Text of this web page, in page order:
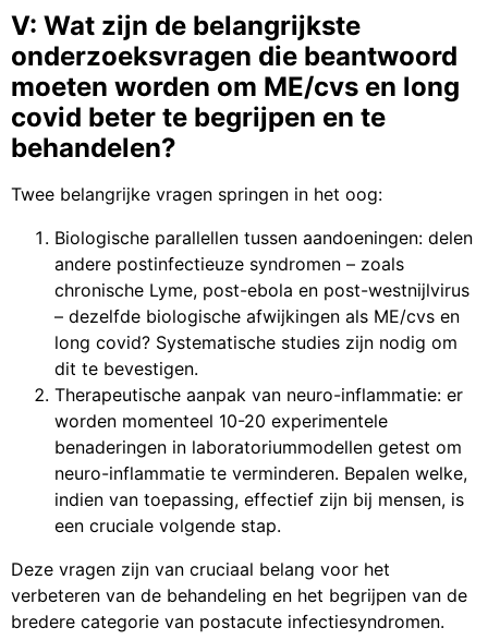
V: Wat zijn de belangrijkste
onderzoeksvragen die beantwoord
moeten worden om ME/cvs en long
covid beter te begrijpen en te
behandelen?
Twee belangrijke vragen springen in het oog:
Biologische parallellen tussen aandoeningen: delen
andere postinfectieuze syndromen – zoals
chronische Lyme, post-ebola en post-westnijlvirus
– dezelfde biologische afwijkingen als ME/cvs en
long covid? Systematische studies zijn nodig om
dit te bevestigen.
Therapeutische aanpak van neuro-inflammatie: er
worden momenteel 10-20 experimentele
benaderingen in laboratoriummodellen getest om
neuro-inflammatie te verminderen. Bepalen welke,
indien van toepassing, effectief zijn bij mensen, is
een cruciale volgende stap.
Deze vragen zijn van cruciaal belang voor het
verbeteren van de behandeling en het begrijpen van de
bredere categorie van postacute infectiesyndromen.